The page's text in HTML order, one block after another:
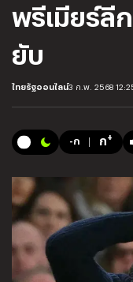
พรีเมียร์ลี
ยับ
ไทยรัฐออนไลน์3 ก.พ. 2568
-ก ก+